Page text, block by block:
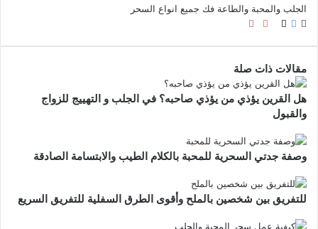
الجلب والمحبة والطاعة فك جميع انواع السحر
موقعفيسبوكلينكدإن
صور يوتيوب
بينتيريست
مقالات ذات صلة
هل القرين يؤذي من يؤذي صاحبه؟ في الجلب و التهييج للزواج
والقبول
وصفة جدتي السحرية للمحبة بالكلام الطيب والابتسامة الصادقة
للتفريق بين شخصين بالملح وأقوى الطرق السفلية للتفريق السريع